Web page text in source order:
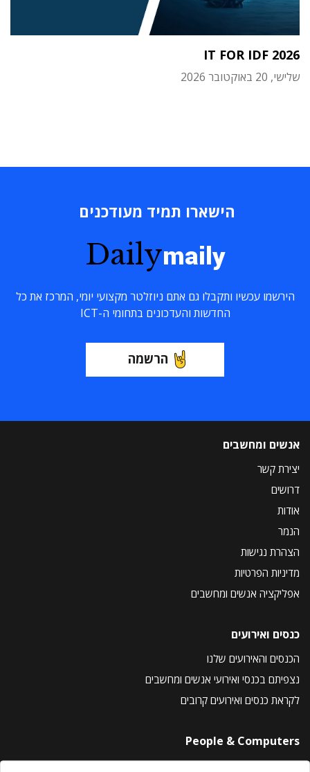
IT FOR IDF 2026
שלישי, 20 באוקטובר 2026
הישארו תמיד מעודכנים
Dailymaily
הירשמו עכשיו ותקבלו גם אתם ניוזלטר מקצועי יומי, המרכז את כל
החדשות והעדכונים בתחומי ה-ICT
הרשמה
אנשים ומחשבים
יצירת קשר
דרושים
אודות
הנמר
הצהרת נגישות
מדיניות הפרטיות
אפליקציה אנשים ומחשבים
כנסים ואירועים
הכנסים והאירועים שלנו
נצפיתם בכנסי ואירועי אנשים ומחשבים
לקראת כנסים ואירועים קרובים
People & Computers
About Us